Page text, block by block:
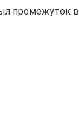
промежуток в